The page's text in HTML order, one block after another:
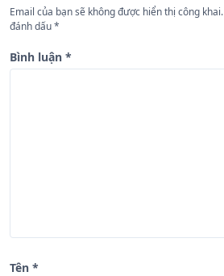
b
à
i
Email của bạn sẽ không được hiển thị công khai.
đánh dấu*
Bình luận *
Tên *